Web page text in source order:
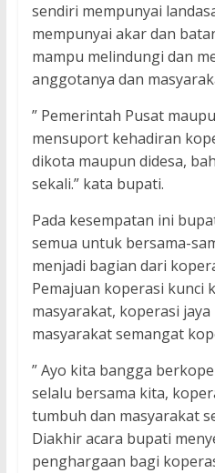
sendiri mempunyai
mempunyai akar dan
mampu melindungi dan
anggotanya dan
” Pemerintah Pusat
mensuport kehadiran
dikota maupun didesa,
sekali.” kata bupati.
Pada kesempatan ini
semua untuk bersama-
menjadi bagian dari
Pemajuan koperasi kunci
masyarakat, koperasi
masyarakat semangat
” Ayo kita bangga
selalu bersama kita,
tumbuh dan masyarakat
Diakhir acara bupati
penghargaan bagi